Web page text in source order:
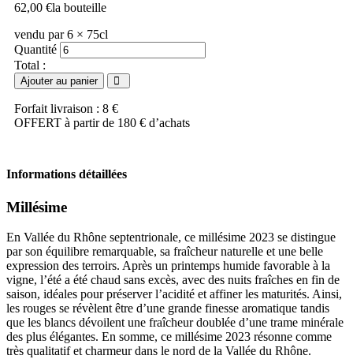
62,00 €la bouteille
vendu par 6 × 75cl
Quantité
Total :
Ajouter au panier
Forfait livraison : 8 €
OFFERT à partir de 180 € d’achats
Informations détaillées
Millésime
En Vallée du Rhône septentrionale, ce millésime 2023 se distingue
par son équilibre remarquable, sa fraîcheur naturelle et une belle
expression des terroirs. Après un printemps humide favorable à la
vigne, l’été a été chaud sans excès, avec des nuits fraîches en fin de
saison, idéales pour préserver l’acidité et affiner les maturités. Ainsi,
les rouges se révèlent être d’une grande finesse aromatique tandis
que les blancs dévoilent une fraîcheur doublée d’une trame minérale
des plus élégantes. En somme, ce millésime 2023 résonne comme
très qualitatif et charmeur dans le nord de la Vallée du Rhône.